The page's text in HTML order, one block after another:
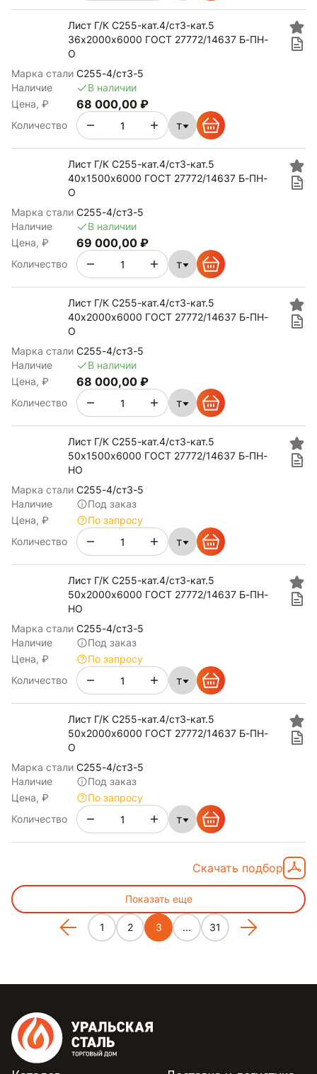
Лист Г/К С255-кат.4/ст3-кат.5
36х2000х6000 ГОСТ 27772/14637 Б-ПН-
О
Марка стали С255-4/ст3-5
Наличие
В наличии
Цена, ₽
68 000,00 ₽
Количество т
Лист Г/К С255-кат.4/ст3-кат.5
40х1500х6000 ГОСТ 27772/14637 Б-ПН-
О
Марка стали С255-4/ст3-5
Наличие
В наличии
Цена, ₽
69 000,00 ₽
Количество т
Лист Г/К С255-кат.4/ст3-кат.5
40х2000х6000 ГОСТ 27772/14637 Б-ПН-
О
Марка стали С255-4/ст3-5
Наличие
В наличии
Цена, ₽
68 000,00 ₽
Количество т
Лист Г/К С255-кат.4/ст3-кат.5
50х1500х6000 ГОСТ 27772/14637 Б-ПН-
НО
Марка стали С255-4/ст3-5
Наличие
Под заказ
Цена, ₽
По запросу
Количество
т
Лист Г/К С255-кат.4/ст3-кат.5
50х2000х6000 ГОСТ 27772/14637 Б-ПН-
НО
Марка стали С255-4/ст3-5
Наличие
Под заказ
Цена, ₽
По запросу
Количество
т
Лист Г/К С255-кат.4/ст3-кат.5
50х2000х6000 ГОСТ 27772/14637 Б-ПН-
О
Марка стали С255-4/ст3-5
Наличие
Под заказ
Цена, ₽
По запросу
Количество
т
Скачать подбор
Показать еще
1 2 3 ... 31